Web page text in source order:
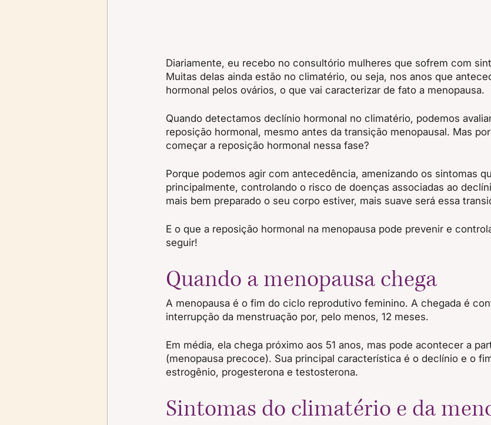
Diariamente, eu recebo no consultório mulheres que sofrem com
Muitas delas ainda estão no climatério, ou seja, nos anos que
hormonal pelos ovários, o que vai caracterizar de fato a menopausa.
Quando detectamos declínio hormonal no climatério, podemos
reposição hormonal, mesmo antes da transição menopausal. Mas
começar a reposição hormonal nessa fase?
Porque podemos agir com antecedência, amenizando os sintomas
principalmente, controlando o risco de doenças associadas ao
mais bem preparado o seu corpo estiver, mais suave será essa
E o que a reposição hormonal na menopausa pode prevenir e
seguir!
Quando a menopausa chega
A menopausa é o fim do ciclo reprodutivo feminino. A chegada é
interrupção da menstruação por, pelo menos, 12 meses.
Em média, ela chega próximo aos 51 anos, mas pode acontecer a
(menopausa precoce). Sua principal característica é o declínio e o
estrogênio, progesterona e testosterona.
Sintomas do climatério e da